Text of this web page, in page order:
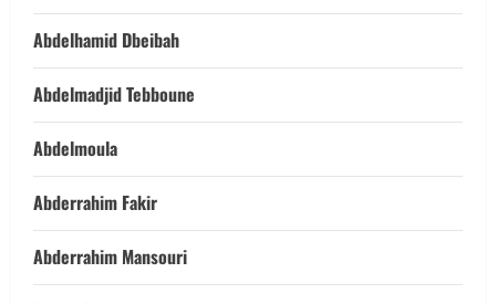
Abdelhamid Dbeibah
Abdelmadjid Tebboune
Abdelmoula
Abderrahim Fakir
Abderrahim Mansouri